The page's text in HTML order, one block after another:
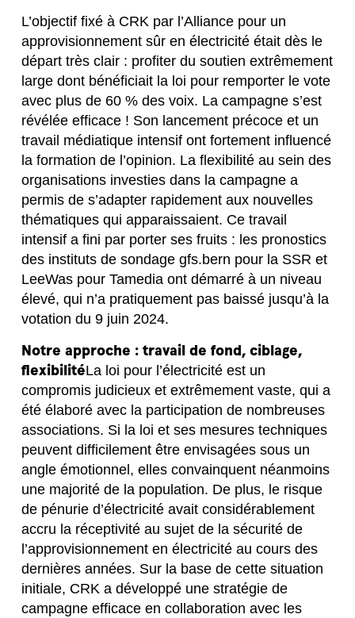
L’objectif fixé à CRK par l’Alliance pour un
approvisionnement sûr en électricité était dès le
départ très clair : profiter du soutien extrêmement
large dont bénéficiait la loi pour remporter le vote
avec plus de 60 % des voix. La campagne s’est
révélée efficace ! Son lancement précoce et un
travail médiatique intensif ont fortement influencé
la formation de l’opinion. La flexibilité au sein des
organisations investies dans la campagne a
permis de s’adapter rapidement aux nouvelles
thématiques qui apparaissaient. Ce travail
intensif a fini par porter ses fruits : les pronostics
des instituts de sondage gfs.bern pour la SSR et
LeeWas pour Tamedia ont démarré à un niveau
élevé, qui n’a pratiquement pas baissé jusqu’à la
votation du 9 juin 2024.
Notre approche : travail de fond, ciblage,
flexibilitéLa loi pour l’électricité est un
compromis judicieux et extrêmement vaste, qui a
été élaboré avec la participation de nombreuses
associations. Si la loi et ses mesures techniques
peuvent difficilement être envisagées sous un
angle émotionnel, elles convainquent néanmoins
une majorité de la population. De plus, le risque
de pénurie d’électricité avait considérablement
accru la réceptivité au sujet de la sécurité de
l’approvisionnement en électricité au cours des
dernières années. Sur la base de cette situation
initiale, CRK a développé une stratégie de
campagne efficace en collaboration avec les